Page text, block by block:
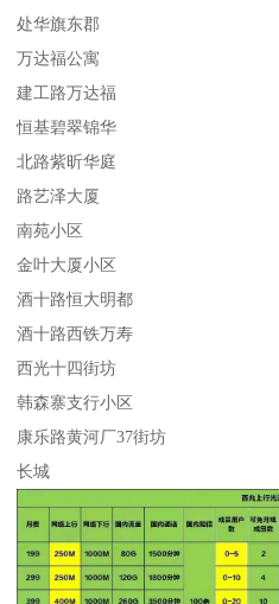
处华旗东郡
万达福公寓
建工路万达福
恒基碧翠锦华
北路紫昕华庭
路艺泽大厦
南苑小区
金叶大厦小区
酒十路恒大明都
酒十路西铁万寿
西光十四街坊
韩森寨支行小区
康乐路黄河厂37街坊
长城